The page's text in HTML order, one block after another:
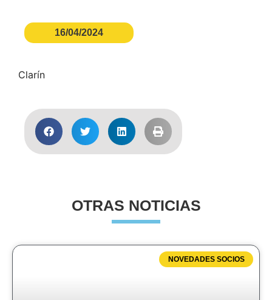
16/04/2024
Clarín
OTRAS NOTICIAS
NOVEDADES SOCIOS